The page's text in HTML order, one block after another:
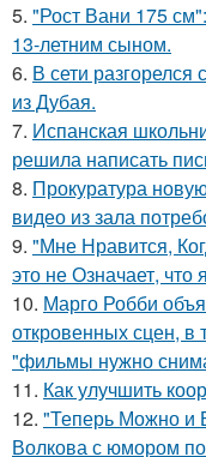
5. "Рост Вани 175
13-летним сыном.
6. В сети разгорелся
из Дубая.
7. Испанская
решила написать
8. Прокуратура
видео из зала
9. "Мне Нравится,
это не Означает,
10. Марго Робби
откровенных сцен, в
"фильмы нужно
11. Как улучшить
12. "Теперь Можно и
Волкова с юмором